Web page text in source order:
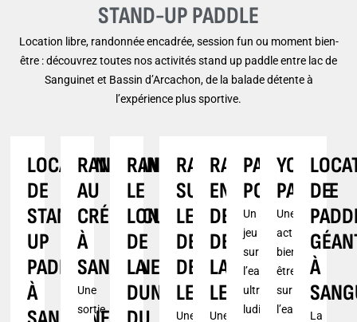
STAND-UP PADDLE
Location libre, randonnée encadrée, session fun ou moment bien-
être : découvrez toutes nos activités stand up paddle entre lac de
Sanguinet et Bassin d’Arcachon, de la balade détente à
l’expérience plus sportive.
LOCATION
DE
STAND-
UP
PADDLE
À
RANDONNÉE
AU
CRÉPUSCULE
À
SANGUINET
Une
sortie
RANDONNÉE
LE
LONG
DE
LA
DUNE
RANDONNÉE
SUR
LE
DELTA
DE
LEYRE
Une
RANDONNÉE
EN
DESCENTE
DE
LA
LEYRE
Une
PADDLE
POLO
Un
jeu
sur
l’eau
ultra
ludique
YOGA
PADDLE
Une
activité
bien-
être
sur
l’eau
DE
À
La